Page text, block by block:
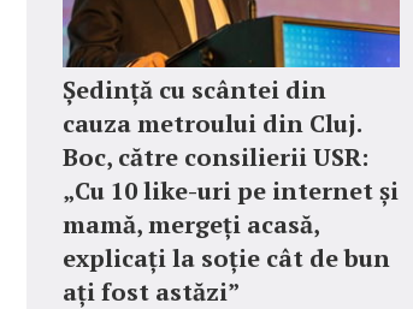
Ședință cu scântei din
cauza metroului din Cluj.
Boc, către consilierii USR:
„Cu 10 like-uri pe internet și
mamă, mergeți acasă,
explicați la soție cât de bun
ați fost astăzi”